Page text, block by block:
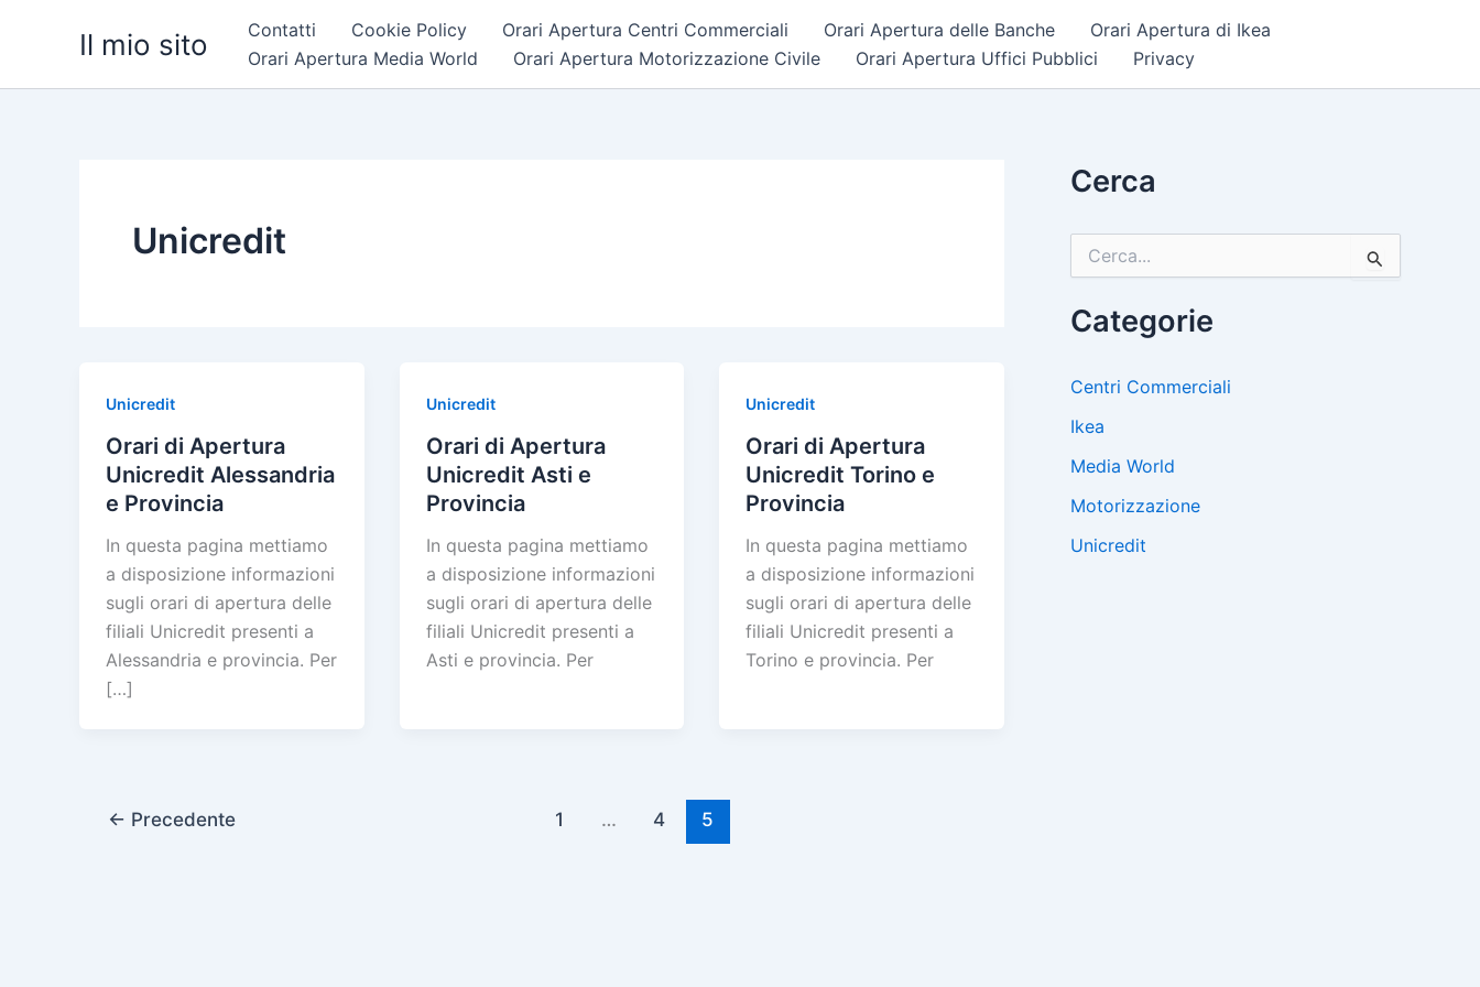
Il mio sito Contatti Cookie Policy Orari Apertura Centri Commerciali Orari Apertura delle Banche
Orari Apertura di Ikea
Orari Apertura Media World
Orari Apertura Motorizzazione Civile Orari Apertura Uffici Pubblici Privacy
Unicredit
Unicredit
Orari di Apertura
Unicredit Alessandria
e Provincia
In questa pagina mettiamo
a disposizione informazioni
sugli orari di apertura delle
filiali Unicredit presenti a
Alessandria e provincia. Per
[…]
Unicredit
Orari di Apertura
Unicredit Asti e
Provincia
In questa pagina mettiamo
a disposizione informazioni
sugli orari di apertura delle
filiali Unicredit presenti a
Asti e provincia. Per
Unicredit
Orari di Apertura
Unicredit Torino e
Provincia
In questa pagina mettiamo
a disposizione informazioni
sugli orari di apertura delle
filiali Unicredit presenti a
Torino e provincia. Per
← Precedente 1 … 4 5
Cerca
c
a
Categorie
Centri Commerciali
Ikea
Media World
Motorizzazione
Unicredit